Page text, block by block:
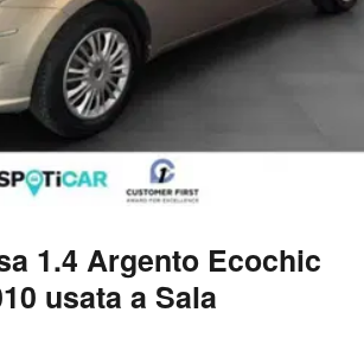
1.4 Argento Ecochic
usata a Sala